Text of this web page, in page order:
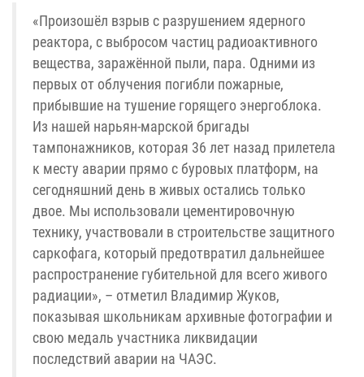
«Произошёл взрыв с разрушением ядерного
реактора, с выбросом частиц радиоактивного
вещества, заражённой пыли, пара. Одними из
первых от облучения погибли пожарные,
прибывшие на тушение горящего энергоблока.
Из нашей нарьян-марской бригады
тампонажников, которая 36 лет назад прилетела
к месту аварии прямо с буровых платформ, на
сегодняшний день в живых остались только
двое. Мы использовали цементировочную
технику, участвовали в строительстве защитного
саркофага, который предотвратил дальнейшее
распространение губительной для всего живого
радиации», – отметил Владимир Жуков,
показывая школьникам архивные фотографии и
свою медаль участника ликвидации
последствий аварии на ЧАЭС.